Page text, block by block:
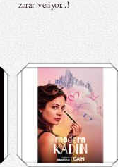
zarar veriyor...!